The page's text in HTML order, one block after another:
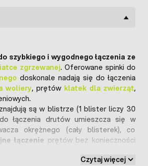
szybkiego i wygodnego łączenia ze
zgrzewanej. Oferowane spinki do
doskonale nadają się do łączenia
woliery, prętów klatek dla zwierząt,
są w blistrze (1 blister liczy 30
łączenia drutów umieszcza się w
okrężnego (cały blisterek), co
łączenie prętów bez konieczności
sprawdzi się do łączenia dwóch
Czytaj więcej